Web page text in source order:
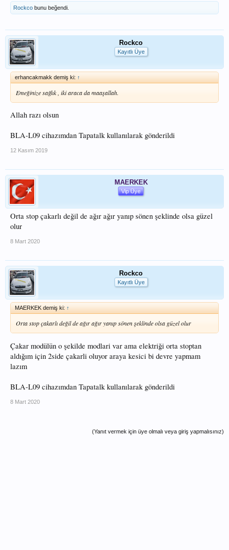
Rockco bunu beğendi.
Rockco
Kayıtlı Üye
erhancakmakk demiş ki: ↑
Emeğinize sağlık , iki araca da maaşallah.
Allah razı olsun
BLA-L09 cihazımdan Tapatalk kullanılarak gönderildi
12 Kasım 2019
MAERKEK
Vip Üye
Orta stop çakarlı değil de ağır ağır yanıp sönen şeklinde olsa güzel
olur
8 Mart 2020
Rockco
Kayıtlı Üye
MAERKEK demiş ki: ↑
Orta stop çakarlı değil de ağır ağır yanıp sönen şeklinde olsa güzel olur
Çakar modülün o şekilde modlari var ama elektriği orta stoptan
aldığım için 2side çakarli oluyor araya kesici bi devre yapmam
lazım
BLA-L09 cihazımdan Tapatalk kullanılarak gönderildi
8 Mart 2020
(Yanıt vermek için üye olmalı veya giriş yapmalısınız)